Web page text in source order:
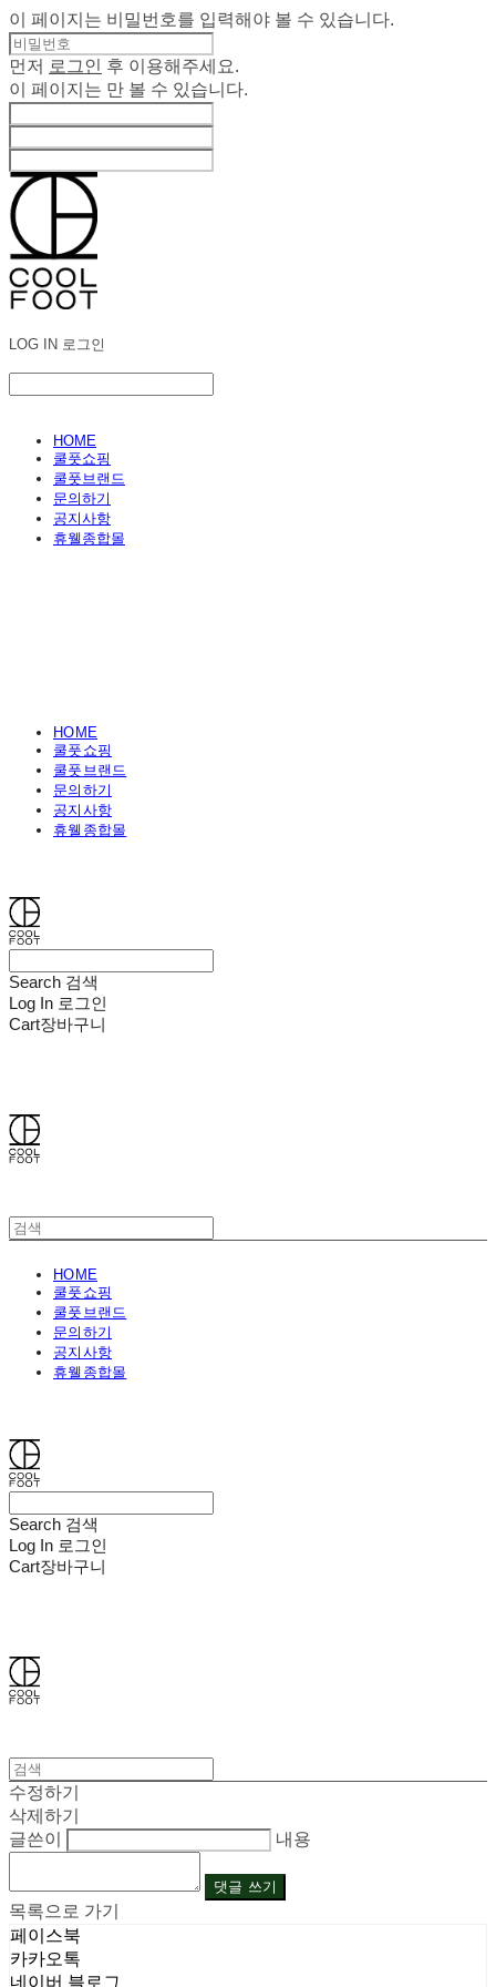
이 페이지는 비밀번호를 입력해야 볼 수 있습니다.
먼저 로그인
후 이용해주세요.
이 페이지는 만 볼 수 있습니다.
LOG IN 로그인
HOME
쿨풋쇼핑
쿨풋브랜드
문의하기
공지사항
휴웰종합몰
HOME
쿨풋쇼핑
쿨풋브랜드
문의하기
공지사항
휴웰종합몰
Search 검색
Log In 로그인
Cart장바구니
HOME
쿨풋쇼핑
쿨풋브랜드
문의하기
공지사항
휴웰종합몰
Search 검색
Log In 로그인
Cart장바구니
수정하기
삭제하기
글쓴이
내용
댓글 쓰기
목록으로 가기
페이스북
카카오톡
네이버 블로그